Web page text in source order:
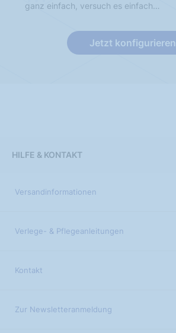
ganz einfach, versuch es einfach…
Jetzt konfigurieren
HILFE & KONTAKT
Versandinformationen
Verlege- & Pflegeanleitungen
Kontakt
Zur Newsletteranmeldung